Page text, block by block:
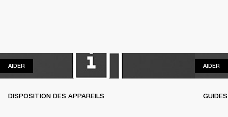
AIDER
DISPOSITION DES APPAREILS
AIDER